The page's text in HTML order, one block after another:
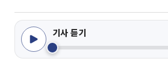
기사 듣기